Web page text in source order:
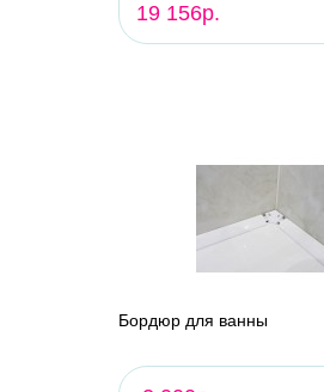
19 156р.
Бордюр для ванны